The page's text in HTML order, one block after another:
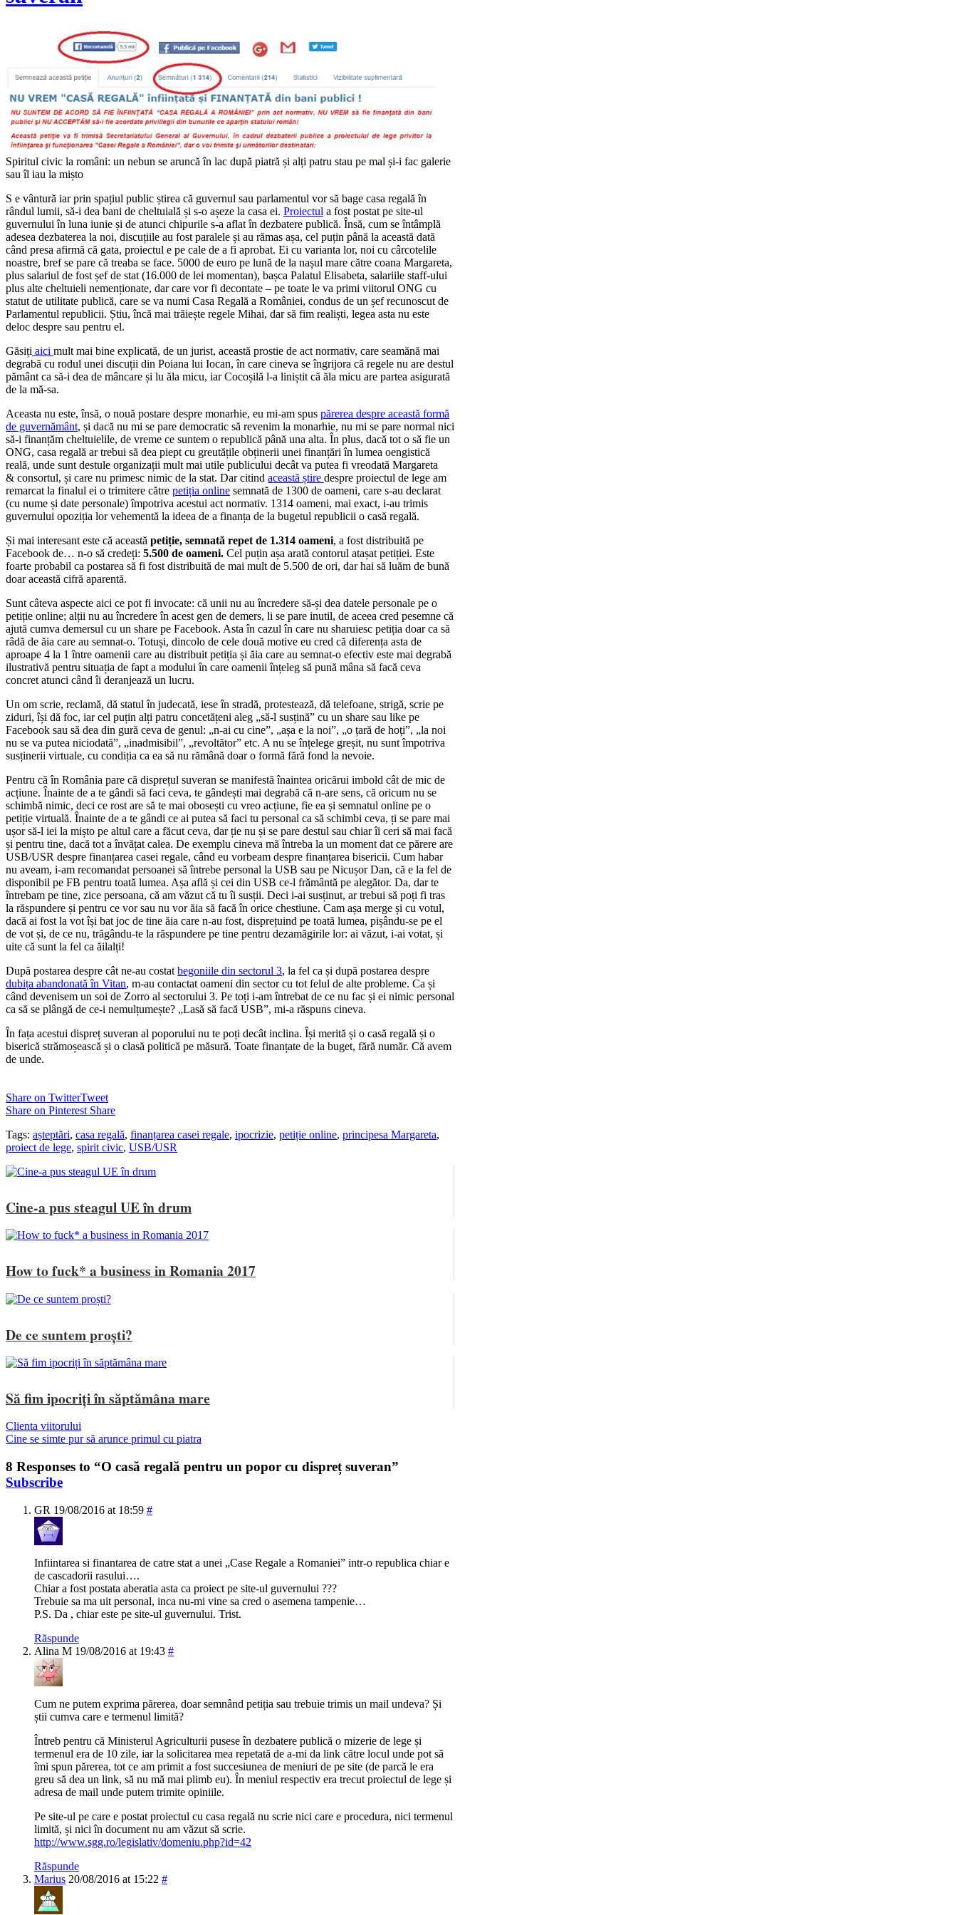
Spiritul civic la români: un nebun se aruncă în lac după piatră și alți patru stau pe mal și-i fac galerie
sau îl iau la mișto
S e vântură iar prin spațiul public știrea că guvernul sau parlamentul vor să bage casa regală în
rândul lumii, să-i dea bani de cheltuială și s-o așeze la casa ei. Proiectul a fost postat pe site-ul
guvernului în luna iunie și de atunci chipurile s-a aflat în dezbatere publică. Însă, cum se întâmplă
adesea dezbaterea la noi, discuțiile au fost paralele și au rămas așa, cel puțin până la această dată
când presa afirmă că gata, proiectul e pe cale de a fi aprobat. Ei cu varianta lor, noi cu cârcotelile
noastre, bref se pare că treaba se face. 5000 de euro pe lună de la nașul mare către coana Margareta,
plus salariul de fost șef de stat (16.000 de lei momentan), bașca Palatul Elisabeta, salariile staff-ului
plus alte cheltuieli nemenționate, dar care vor fi decontate – pe toate le va primi viitorul ONG cu
statut de utilitate publică, care se va numi Casa Regală a României, condus de un șef recunoscut de
Parlamentul republicii. Știu, încă mai trăiește regele Mihai, dar să fim realiști, legea asta nu este
deloc despre sau pentru el.
Găsiți aici mult mai bine explicată, de un jurist, această prostie de act normativ, care seamănă mai
degrabă cu rodul unei discuții din Poiana lui Iocan, în care cineva se îngrijora că regele nu are destul
pământ ca să-i dea de mâncare și lu ăla micu, iar Cocoșilă l-a liniștit că ăla micu are partea asigurată
de la mă-sa.
Aceasta nu este, însă, o nouă postare despre monarhie, eu mi-am spus părerea despre această formă
de guvernământ, și dacă nu mi se pare democratic să revenim la monarhie, nu mi se pare normal nici
să-i finanțăm cheltuielile, de vreme ce suntem o republică până una alta. În plus, dacă tot o să fie un
ONG, casa regală ar trebui să dea piept cu greutățile obținerii unei finanțări în lumea oengistică
reală, unde sunt destule organizații mult mai utile publicului decât va putea fi vreodată Margareta
& consortul, și care nu primesc nimic de la stat. Dar citind această știre despre proiectul de lege am
remarcat la finalul ei o trimitere către petiția online semnată de 1300 de oameni, care s-au declarat
(cu nume și date personale) împotriva acestui act normativ. 1314 oameni, mai exact, i-au trimis
guvernului opoziția lor vehementă la ideea de a finanța de la bugetul republicii o casă regală.
Și mai interesant este că această petiție, semnată repet de 1.314 oameni, a fost distribuită pe
Facebook de… n-o să credeți: 5.500 de oameni. Cel puțin așa arată contorul atașat petiției. Este
foarte probabil ca postarea să fi fost distribuită de mai mult de 5.500 de ori, dar hai să luăm de bună
doar această cifră aparentă.
Sunt câteva aspecte aici ce pot fi invocate: că unii nu au încredere să-și dea datele personale pe o
petiție online; alții nu au încredere în acest gen de demers, li se pare inutil, de aceea cred pesemne că
ajută cumva demersul cu un share pe Facebook. Asta în cazul în care nu sharuiesc petiția doar ca să
râdă de ăia care au semnat-o. Totuși, dincolo de cele două motive eu cred că diferența asta de
aproape 4 la 1 între oamenii care au distribuit petiția și ăia care au semnat-o efectiv este mai degrabă
ilustrativă pentru situația de fapt a modului în care oamenii înțeleg să pună mâna să facă ceva
concret atunci când îi deranjează un lucru.
Un om scrie, reclamă, dă statul în judecată, iese în stradă, protestează, dă telefoane, strigă, scrie pe
ziduri, își dă foc, iar cel puțin alți patru concetățeni aleg „să-l susțină” cu un share sau like pe
Facebook sau să dea din gură ceva de genul: „n-ai cu cine”, „așa e la noi”, „o țară de hoți”, „la noi
nu se va putea niciodată”, „inadmisibil”, „revoltător” etc. A nu se înțelege greșit, nu sunt împotriva
susținerii virtuale, cu condiția ca ea să nu rămână doar o formă fără fond la nevoie.
Pentru că în România pare că disprețul suveran se manifestă înaintea oricărui imbold cât de mic de
acțiune. Înainte de a te gândi să faci ceva, te gândești mai degrabă că n-are sens, că oricum nu se
schimbă nimic, deci ce rost are să te mai obosești cu vreo acțiune, fie ea și semnatul online pe o
petiție virtuală. Înainte de a te gândi ce ai putea să faci tu personal ca să schimbi ceva, ți se pare mai
ușor să-l iei la mișto pe altul care a făcut ceva, dar ție nu și se pare destul sau chiar îi ceri să mai facă
și pentru tine, dacă tot a învățat calea. De exemplu cineva mă întreba la un moment dat ce părere are
USB/USR despre finanțarea casei regale, când eu vorbeam despre finanțarea bisericii. Cum habar
nu aveam, i-am recomandat persoanei să întrebe personal la USB sau pe Nicușor Dan, că e la fel de
disponibil pe FB pentru toată lumea. Așa află și cei din USB ce-l frământă pe alegător. Da, dar te
întrebam pe tine, zice persoana, că am văzut că tu îi susții. Deci i-ai susținut, ar trebui să poți fi tras
la răspundere și pentru ce vor sau nu vor ăia să facă în orice chestiune. Cam așa merge și cu votul,
dacă ai fost la vot își bat joc de tine ăia care n-au fost, disprețuind pe toată lumea, pișându-se pe el
de vot și, de ce nu, trăgându-te la răspundere pe tine pentru dezamăgirile lor: ai văzut, i-ai votat, și
uite că sunt la fel ca ăilalți!
După postarea despre cât ne-au costat begoniile din sectorul 3, la fel ca și după postarea despre
dubița abandonată în Vitan, m-au contactat oameni din sector cu tot felul de alte probleme. Ca și
când devenisem un soi de Zorro al sectorului 3. Pe toți i-am întrebat de ce nu fac și ei nimic personal
ca să se plângă de ce-i nemulțumește? „Lasă să facă USB”, mi-a răspuns cineva.
În fața acestui dispreț suveran al poporului nu te poți decât inclina. Își merită și o casă regală și o
biserică strămoșească și o clasă politică pe măsură. Toate finanțate de la buget, fără număr. Că avem
de unde.
Share on TwitterTweet
Share on Pinterest Share
Tags: așteptări, casa regală, finanțarea casei regale, ipocrizie, petiție online, principesa Margareta,
proiect de lege, spirit civic, USB/USR
Cine-a pus steagul UE în drum
How to fuck* a business in Romania 2017
De ce suntem proști?
Să fim ipocriți în săptămâna mare
Clienta viitorului
Cine se simte pur să arunce primul cu piatra
8 Responses to “O casă regală pentru un popor cu dispreț suveran”
Subscribe
GR 19/08/2016 at 18:59 #
Infiintarea si finantarea de catre stat a unei „Case Regale a Romaniei” intr-o republica chiar e
de cascadorii rasului….
Chiar a fost postata aberatia asta ca proiect pe site-ul guvernului ???
Trebuie sa ma uit personal, inca nu-mi vine sa cred o asemena tampenie…
P.S. Da , chiar este pe site-ul guvernului. Trist.
Răspunde
Alina M 19/08/2016 at 19:43 #
Cum ne putem exprima părerea, doar semnând petiția sau trebuie trimis un mail undeva? Și
știi cumva care e termenul limită?
Întreb pentru că Ministerul Agriculturii pusese în dezbatere publică o mizerie de lege și
termenul era de 10 zile, iar la solicitarea mea repetată de a-mi da link către locul unde pot să
îmi spun părerea, tot ce am primit a fost succesiunea de meniuri de pe site (de parcă le era
greu să dea un link, să nu mă mai plimb eu). În meniul respectiv era trecut proiectul de lege și
adresa de mail unde putem trimite opiniile.
Pe site-ul pe care e postat proiectul cu casa regală nu scrie nici care e procedura, nici termenul
limită, și nici în document nu am văzut să scrie.
http://www.sgg.ro/legislativ/domeniu.php?id=42
Răspunde
Marius 20/08/2016 at 15:22 #